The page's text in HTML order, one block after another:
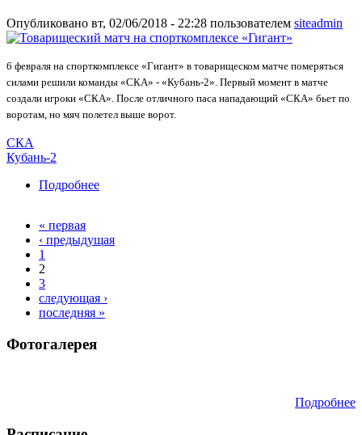
Опубликовано вт, 02/06/2018 - 22:28 пользователем siteadmin
6 февраля на спорткомплексе «Гигант» в товарищеском матче померяться
силами решили команды «СКА» - «Кубань-2». Первый момент в матче
создали игроки «СКА». После отличного паса нападающий «СКА» бьет по
воротам, но мяч полетел выше ворот.
СКА
Кубань-2
Подробнее
Страницы
« первая
‹ предыдущая
1
2
3
следующая ›
последняя »
Фотогалерея
Подробнее